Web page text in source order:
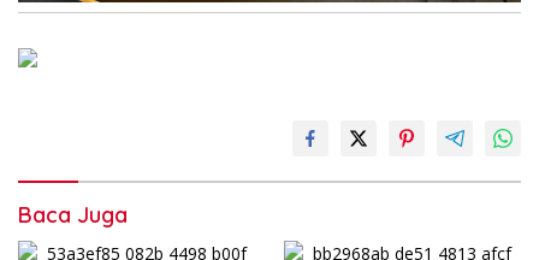
Baca Juga